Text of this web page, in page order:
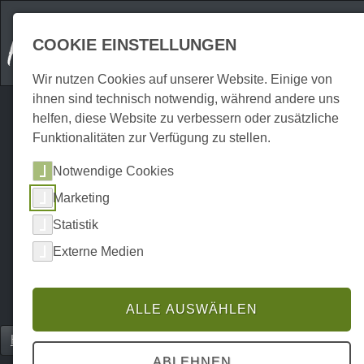
Home Gastronomie Restaurants P0252GR00608
COOKIE EINSTELLUNGEN
Wir nutzen Cookies auf unserer Website. Einige von
ihnen sind technisch notwendig, während andere uns
helfen, diese Website zu verbessern oder zusätzliche
Funktionalitäten zur Verfügung zu stellen.
Notwendige Cookies
Marketing
Statistik
Externe Medien
ALLE AUSWÄHLEN